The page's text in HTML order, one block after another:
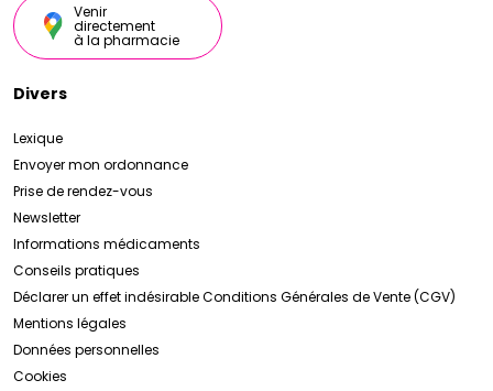
Venir
directement
à la pharmacie
Divers
Lexique
Envoyer mon ordonnance
Prise de rendez-vous
Newsletter
Informations médicaments
Conseils pratiques
Déclarer un effet indésirableConditions Générales de Vente (CGV)
Mentions légales
Données personnelles
Cookies